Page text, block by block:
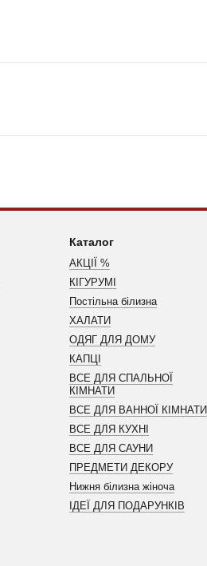
Каталог
АКЦІЇ %
КІГУРУМІ
Постільна білизна
ХАЛАТИ
ОДЯГ ДЛЯ ДОМУ
КАПЦІ
ВСЕ ДЛЯ СПАЛЬНОЇ
КІМНАТИ
ВСЕ ДЛЯ ВАННОЇ КІМНАТИ
ВСЕ ДЛЯ КУХНІ
ВСЕ ДЛЯ САУНИ
ПРЕДМЕТИ ДЕКОРУ
Нижня білизна жіноча
ІДЕЇ ДЛЯ ПОДАРУНКІВ